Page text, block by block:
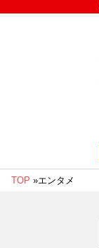
TOP »エンタメ